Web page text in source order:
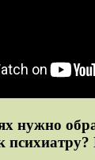
нужно
психиатру?